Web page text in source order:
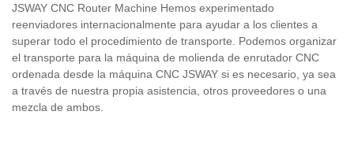
JSWAY CNC Router Machine Hemos experimentado
reenviadores internacionalmente para ayudar a los clientes a
superar todo el procedimiento de transporte. Podemos organizar
el transporte para la máquina de molienda de enrutador CNC
ordenada desde la máquina CNC JSWAY si es necesario, ya sea
a través de nuestra propia asistencia, otros proveedores o una
mezcla de ambos.